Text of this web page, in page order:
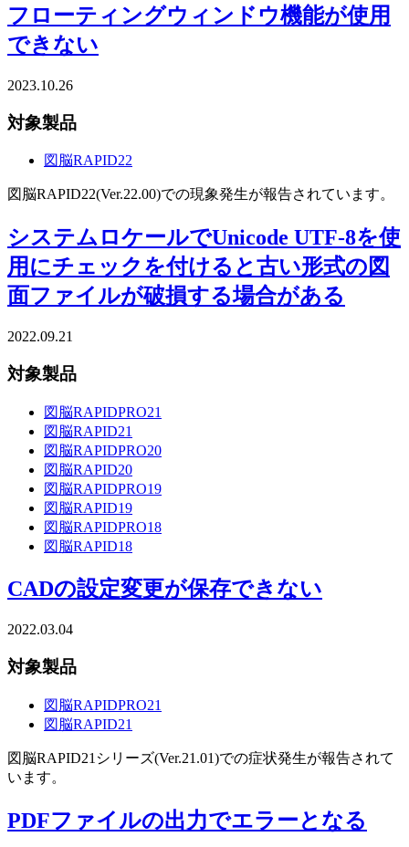
フローティングウィンドウ機能が使用
できない
2023.10.26
対象製品
図脳RAPID22
図脳RAPID22(Ver.22.00)での現象発生が報告されています。
システムロケールでUnicode UTF-8を使
用にチェックを付けると古い形式の図
面ファイルが破損する場合がある
2022.09.21
対象製品
図脳RAPIDPRO21
図脳RAPID21
図脳RAPIDPRO20
図脳RAPID20
図脳RAPIDPRO19
図脳RAPID19
図脳RAPIDPRO18
図脳RAPID18
CADの設定変更が保存できない
2022.03.04
対象製品
図脳RAPIDPRO21
図脳RAPID21
図脳RAPID21シリーズ(Ver.21.01)での症状発生が報告されて
います。
PDFファイルの出力でエラーとなる